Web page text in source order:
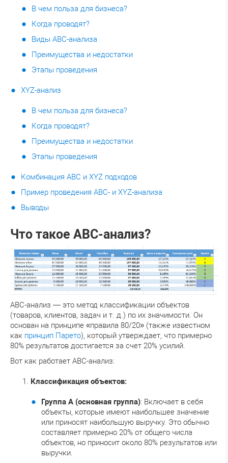
В чем польза для бизнеса?
Когда проводят?
Виды ABC-анализа
Преимущества и недостатки
Этапы проведения
XYZ-анализ
В чем польза для бизнеса?
Когда проводят?
Преимущества и недостатки
Этапы проведения
Комбинация ABC и XYZ подходов
Пример проведения ABC- и XYZ-анализа
Выводы
Что такое ABC-анализ?
ABC-анализ — это метод классификации объектов
(товаров, клиентов, задач и т. д.) по их значимости. Он
основан на принципе «правила 80/20» (также известном
как принцип Парето), который утверждает, что примерно
80% результатов достигается за счет 20% усилий.
Вот как работает ABC-анализ:
Классификация объектов:
Группа A (основная группа): Включает в себя
объекты, которые имеют наибольшее значение
или приносят наибольшую выручку. Это обычно
составляет примерно 20% от общего числа
объектов, но приносит около 80% результатов или
выручки.